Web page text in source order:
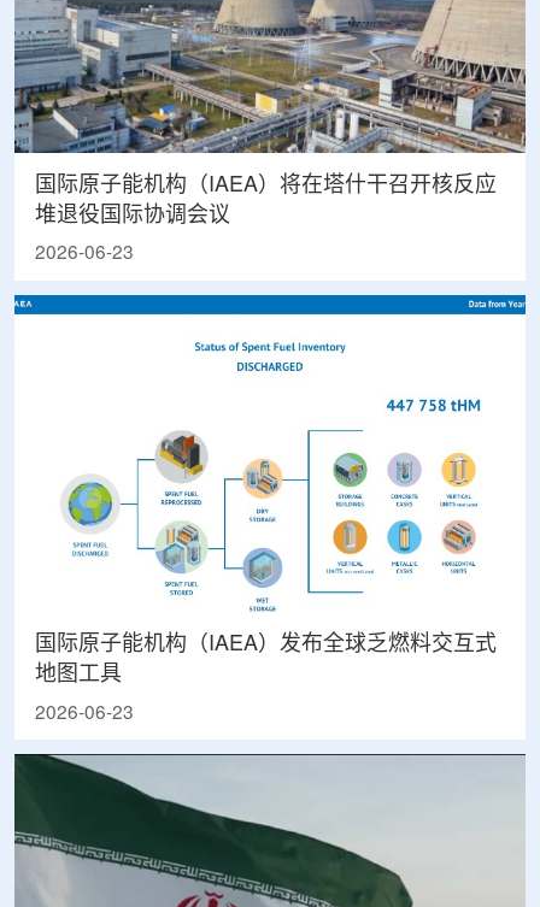
国际原子能机构（IAEA）将在塔什干召开核反应
堆退役国际协调会议
2026-06-23
国际原子能机构（IAEA）发布全球乏燃料交互式
地图工具
2026-06-23